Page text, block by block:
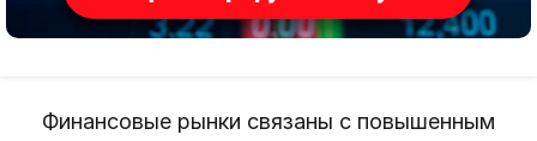
Финансовые рынки связаны с повышенным